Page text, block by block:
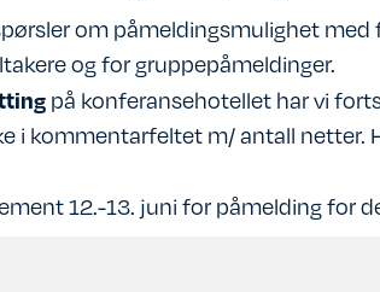
om påmeldingsmulighet
og for gruppepåmeldinger.
på konferansehotellet har vi
i kommentarfeltet m/ antall netter.
12.-13. juni for påmelding for